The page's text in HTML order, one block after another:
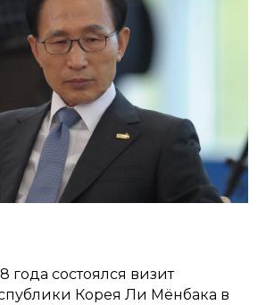
года состоялся визит
Корея Ли Мёнбака в